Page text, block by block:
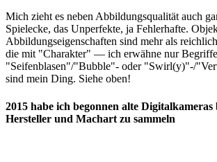
Mich zieht es neben Abbildungsqualität auch
Spielecke, das Unperfekte, ja Fehlerhafte.
Abbildungseigenschaften sind mehr als
die mit "Charakter" — ich erwähne nur
"Seifenblasen"/"Bubble"- oder "Swirl(y)"-/
sind mein Ding. Siehe oben!
2015 habe ich begonnen alte Digitalkameras
Hersteller und Machart zu sammeln